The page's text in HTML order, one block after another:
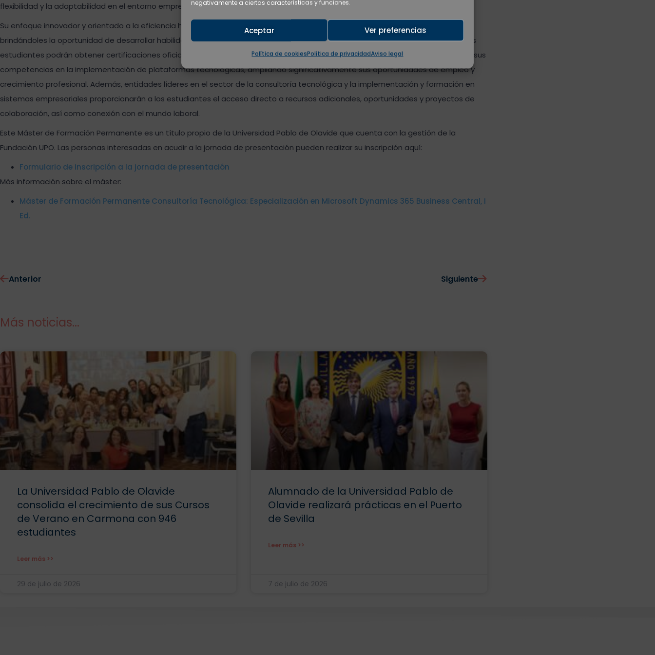
negativamente a ciertas características y funciones.
Aceptar Ver preferencias
Política de cookiesPolítica de privacidadAviso legal
flexibilidad y la adaptabilidad en el entorno empresarial actual.
Su enfoque innovador y orientado a la eficiencia hace que este máster se dirija a profesionales de diferentes disciplinas,
brindándoles la oportunidad de desarrollar habilidades clave como liderazgo, comunicación y resolución de conflictos. Además, los
estudiantes podrán obtener certificaciones oficiales de Microsoft, altamente demandadas en el mercado laboral, que acreditan sus
competencias en la implementación de plataformas tecnológicas, ampliando significativamente sus oportunidades de empleo y
crecimiento profesional. Además, entidades líderes en el sector de la consultoría tecnológica y la implementación y formación en
sistemas empresariales proporcionarán a los estudiantes el acceso directo a recursos adicionales, oportunidades y proyectos de
colaboración, así como conexión con el mundo laboral.
Este Máster de Formación Permanente es un título propio de la Universidad Pablo de Olavide que cuenta con la gestión de la
Fundación UPO. Las personas interesadas en acudir a la jornada de presentación pueden realizar su inscripción aquí:
Formulario de inscripción a la jornada de presentación
Más información sobre el máster:
Máster de Formación Permanente Consultoría Tecnológica: Especialización en Microsoft Dynamics 365 Business Central, I
Ed.
Anterior Siguiente
Más noticias...
La Universidad Pablo de Olavide
consolida el crecimiento de sus Cursos
de Verano en Carmona con 946
estudiantes
Leer más >>
29 de julio de 2026
Alumnado de la Universidad Pablo de
Olavide realizará prácticas en el Puerto
de Sevilla
Leer más >>
7 de julio de 2026